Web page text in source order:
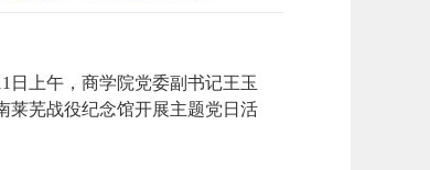
日上午，商学院党委副书记王玉
莱芜战役纪念馆开展主题党日活